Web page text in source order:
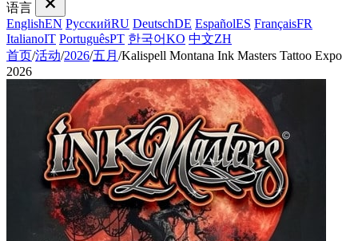
语言
EnglishEN РусскийRU DeutschDE EspañolES FrançaisFR
ItalianoIT PortuguêsPT 한국어KO 中文ZH
首页/活动/2026/五月 /Kalispell Montana Ink Masters Tattoo Expo
2026